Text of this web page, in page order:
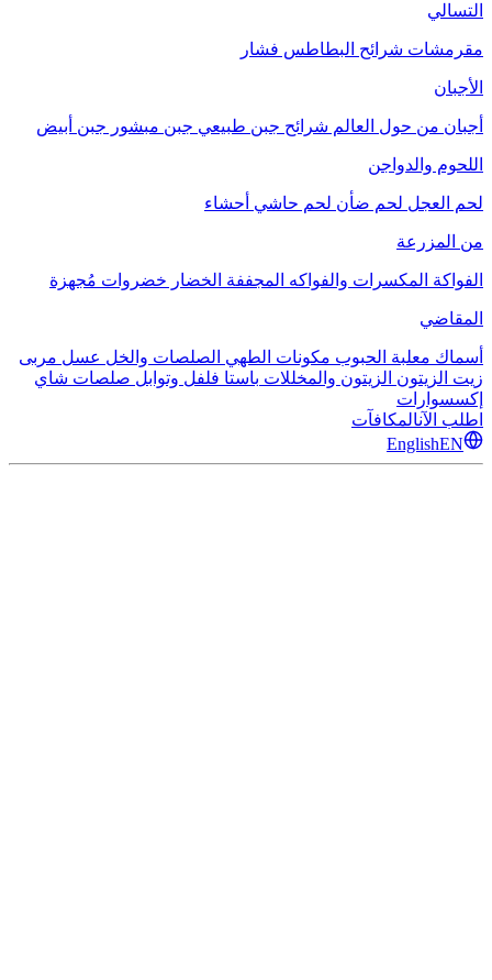
التسالي
مقرمشات شرائح البطاطس فشار
الأجبان
أجبان من حول العالم شرائح جبن طبيعي جبن مبشور جبن أبيض
اللحوم والدواجن
لحم العجل لحم ضأن لحم حاشي أحشاء
من المزرعة
الفواكة المكسرات والفواكه المجففة الخضار خضروات مُجهزة
المقاضي
أسماك معلبة الحبوب مكونات الطهي الصلصات والخل عسل مربى
زيت الزيتون الزيتون والمخللات باستا فلفل وتوابل صلصات شاي
إكسسوارات
اطلب الآنالمكافآت
EnglishEN